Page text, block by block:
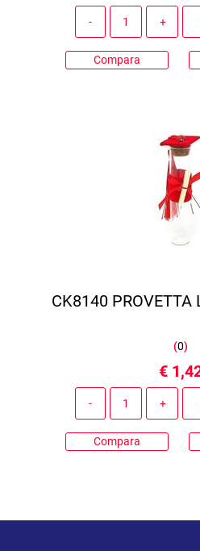
Compara
CK8140 PROVETTA
(0)
€
Compara